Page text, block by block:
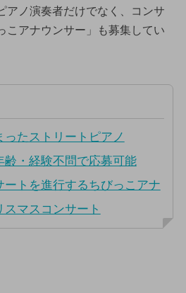
アノ演奏者だけでなく、コンサ
こアナウンサー」も募集してい
たストリートピアノ
齢・経験不問で応募可能
ートを進行するちびっこアナ
マスコンサート